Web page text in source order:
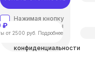
Нажимая кнопку
“отправить”, вы
соглашаетесь с
конфиденциальности
₽
от 2500 руб. Подробнее